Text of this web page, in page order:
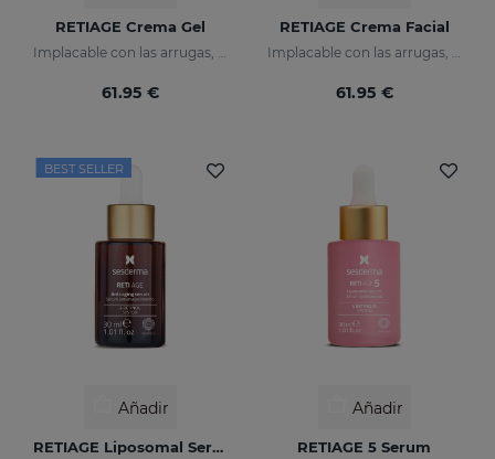
RETIAGE Crema Gel
Implacable con las arrugas, delicado con tu piel
61.95 €
RETIAGE Crema Facial
Implacable con las arrugas, delicada con tu piel
61.95 €
BEST SELLER
Añadir
RETIAGE Liposomal Serum
Añadir
RETIAGE 5 Serum